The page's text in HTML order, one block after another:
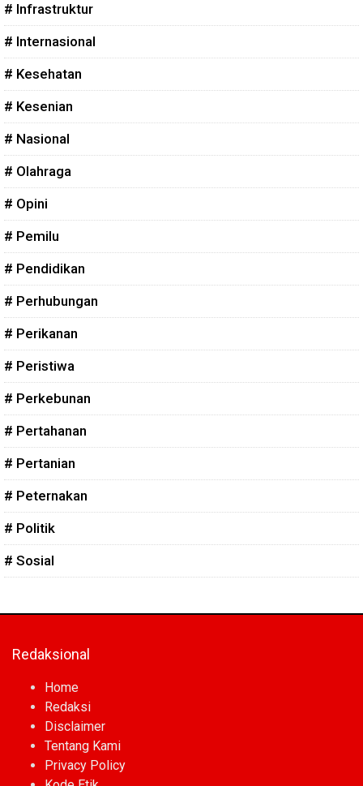
# Infrastruktur
# Internasional
# Kesehatan
# Kesenian
# Nasional
# Olahraga
# Opini
# Pemilu
# Pendidikan
# Perhubungan
# Perikanan
# Peristiwa
# Perkebunan
# Pertahanan
# Pertanian
# Peternakan
# Politik
# Sosial
Redaksional
Home
Redaksi
Disclaimer
Tentang Kami
Privacy Policy